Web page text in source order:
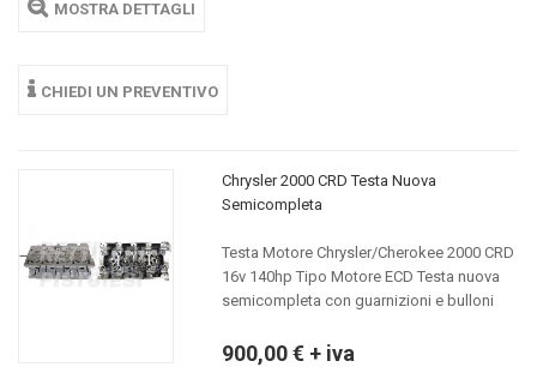
MOSTRA DETTAGLI
CHIEDI UN PREVENTIVO
Chrysler 2000 CRD Testa Nuova
Semicompleta
Testa Motore Chrysler/Cherokee 2000 CRD
16v 140hp Tipo Motore ECD Testa nuova
semicompleta con guarnizioni e bulloni
900,00 € + iva